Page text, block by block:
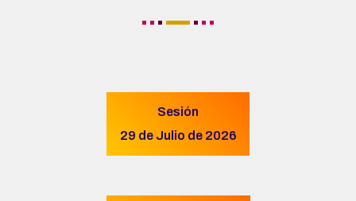
Sesión
29 de Julio de 2026